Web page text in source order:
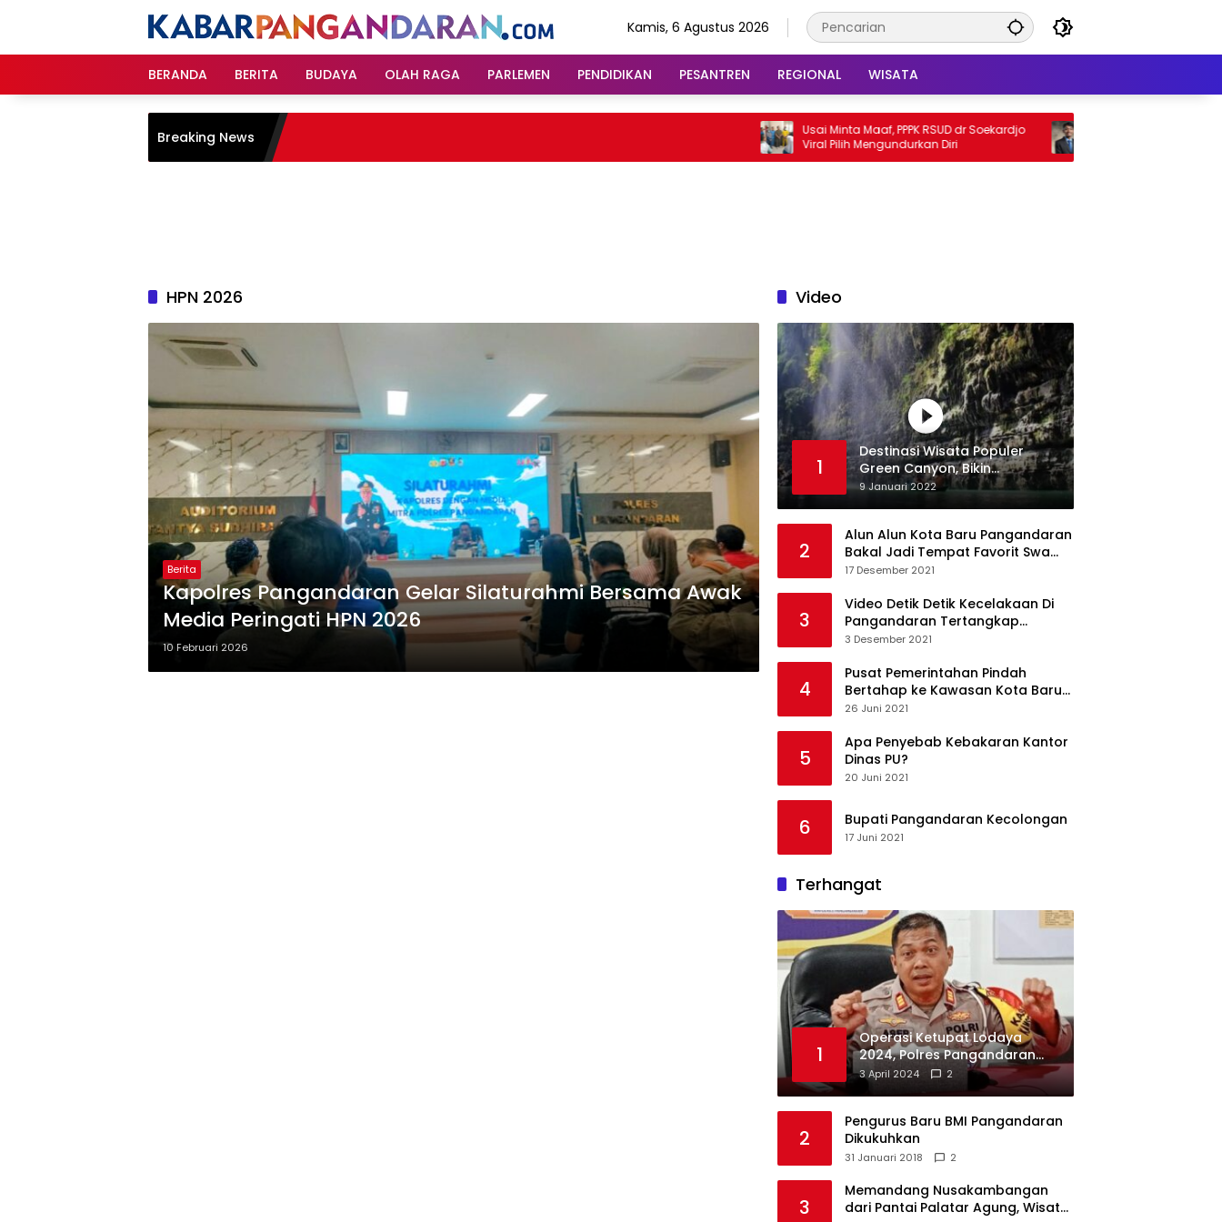
Kamis, 6 Agustus 2026
BERANDA BERITA BUDAYA OLAH RAGA PARLEMEN PENDIDIKAN PESANTREN REGIONAL WISATA
Breaking News
Usai Minta Maaf, PPPK RSUD dr Soekardjo
Viral Pilih Mengundurkan Diri
Akademisi Tekankan
dan Peluang Ekspor Beras
Indonesia di Pasar Asia |
HPN 2026
Berita
Kapolres Pangandaran Gelar Silaturahmi Bersama Awak
Media Peringati HPN 2026
10 Februari 2026
Video
1
Destinasi Wisata Populer
Green Canyon, Bikin
Ketagihan Wisatawan
9 Januari 2022
2
Alun Alun Kota Baru Pangandaran
Bakal Jadi Tempat Favorit Swa
Foto Selfie
17 Desember 2021
3
Video Detik Detik Kecelakaan Di
Pangandaran Tertangkap
Kamera Handphone
3 Desember 2021
4
Pusat Pemerintahan Pindah
Bertahap ke Kawasan Kota Baru
Pangandaran
26 Juni 2021
5
Apa Penyebab Kebakaran Kantor
Dinas PU?
20 Juni 2021
6 Bupati Pangandaran Kecolongan
17 Juni 2021
Terhangat
1
Operasi Ketupat Lodaya
2024, Polres Pangandaran
Dirikan 12 Pos Pengamanan
3 April 2024 2
2
Pengurus Baru BMI Pangandaran
Dikukuhkan
31 Januari 2018 2
3
Memandang Nusakambangan
dari Pantai Palatar Agung, Wisata